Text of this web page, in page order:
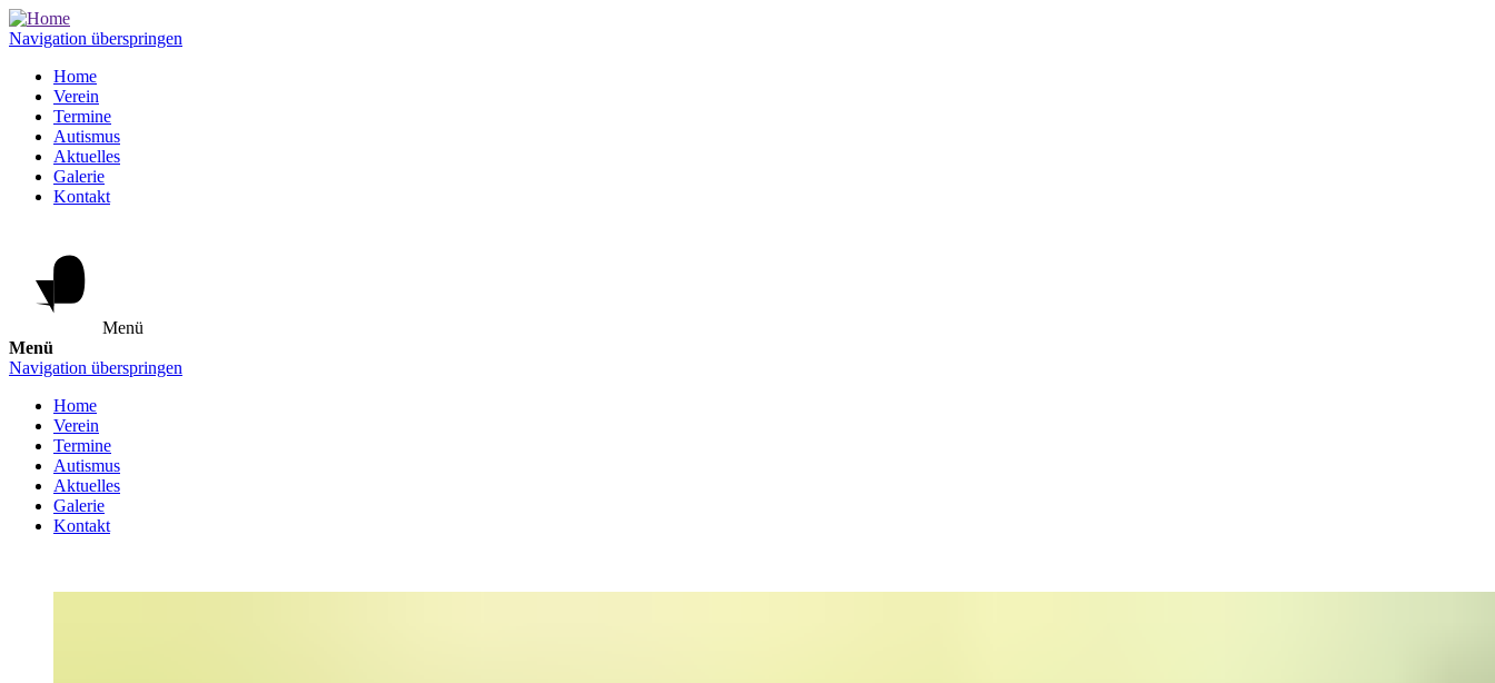
Navigation überspringen
Home
Verein
Termine
Autismus
Aktuelles
Galerie
Kontakt
Menü
Menü
Navigation überspringen
Home
Verein
Termine
Autismus
Aktuelles
Galerie
Kontakt